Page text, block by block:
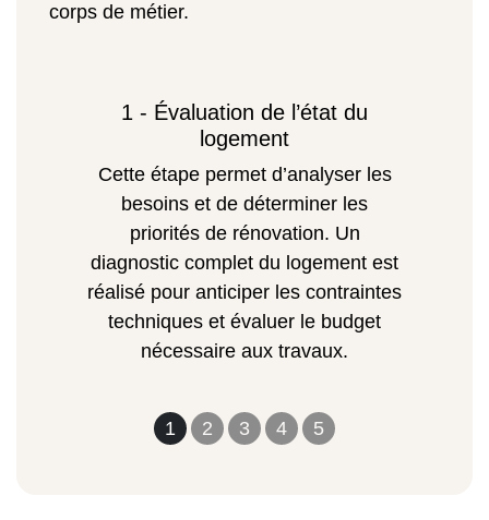
corps de métier.
1 2 3 4 5
1 - Évaluation de l’état du
logement
Cette étape permet d’analyser les
besoins et de déterminer les
priorités de rénovation. Un
diagnostic complet du logement est
réalisé pour anticiper les contraintes
techniques et évaluer le budget
nécessaire aux travaux.